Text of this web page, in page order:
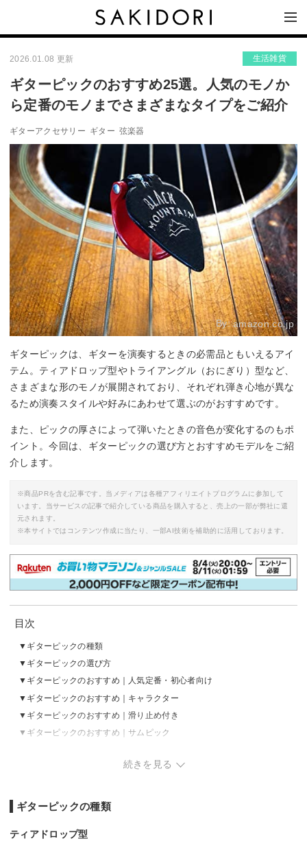
2026.01.08 更新 生活雑貨
ギターピックのおすすめ25選。人気のモノか
ら定番のモノまでさまざまなタイプをご紹介
ギターアクセサリー ギター 弦楽器
By:amazon.co.jp
ギターピックは、ギターを演奏するときの必需品ともいえるアイ
テム。ティアドロップ型やトライアングル（おにぎり）型など、
さまざまな形のモノが展開されており、それぞれ弾き心地が異な
るため演奏スタイルや好みにあわせて選ぶのがおすすめです。
また、ピックの厚さによって弾いたときの音色が変化するのもポ
イント。今回は、ギターピックの選び方とおすすめモデルをご紹
介します。
※商品PRを含む記事です。当メディアは各種アフィリエイトプログラムに参加して
います。当サービスの記事で紹介している商品を購入すると、売上の一部が弊社に還
元されます。
※本サイトではコンテンツ作成に当たり、一部AI技術を補助的に活用しております。
目次
ギターピックの種類
ギターピックの選び方
ギターピックのおすすめ｜人気定番・初心者向け
ギターピックのおすすめ｜キャラクター
ギターピックのおすすめ｜滑り止め付き
ギターピックのおすすめ｜サムピック
続きを見る
ギターピックの種類
ティアドロップ型